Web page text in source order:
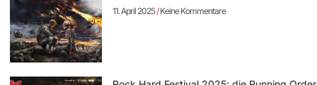
11. April 2025 Keine Kommentare